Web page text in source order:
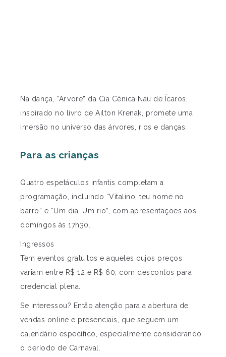
Na dança, “Ar.vore” da Cia Cênica Nau de Ícaros,
inspirado no livro de Ailton Krenak, promete uma
imersão no universo das árvores, rios e danças.
Para as crianças
Quatro espetáculos infantis completam a
programação, incluindo “Vitalino, teu nome no
barro” e “Um dia, Um rio”, com apresentações aos
domingos às 17h30.
Ingressos
Tem eventos gratuitos e aqueles cujos preços
variam entre R$ 12 e R$ 60, com descontos para
credencial plena.
Se interessou? Então atenção para a abertura de
vendas online e presenciais, que seguem um
calendário específico, especialmente considerando
o período de Carnaval.